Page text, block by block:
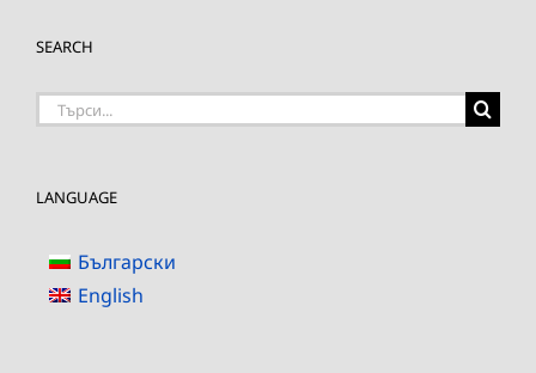
SEARCH
Търсене
LANGUAGE
Български
English